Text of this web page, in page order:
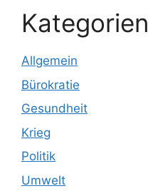
Kategorien
Allgemein
Bürokratie
Gesundheit
Krieg
Politik
Umwelt